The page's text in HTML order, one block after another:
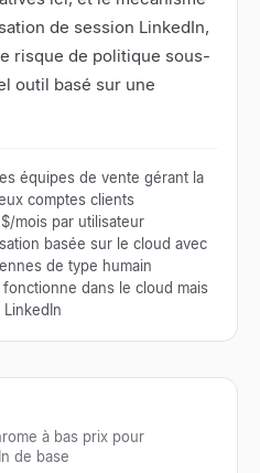
de session LinkedIn,
risque de politique sous-
outil basé sur une
équipes de vente gérant la
comptes clients
mois par utilisateur
basée sur le cloud avec
de type humain
dans le cloud mais
à bas prix pour
de base